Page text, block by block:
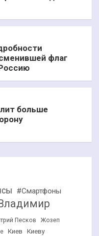
флаг
больше
#Смартфоны
Владимир
Песков
Жозеп
Киев Киеву